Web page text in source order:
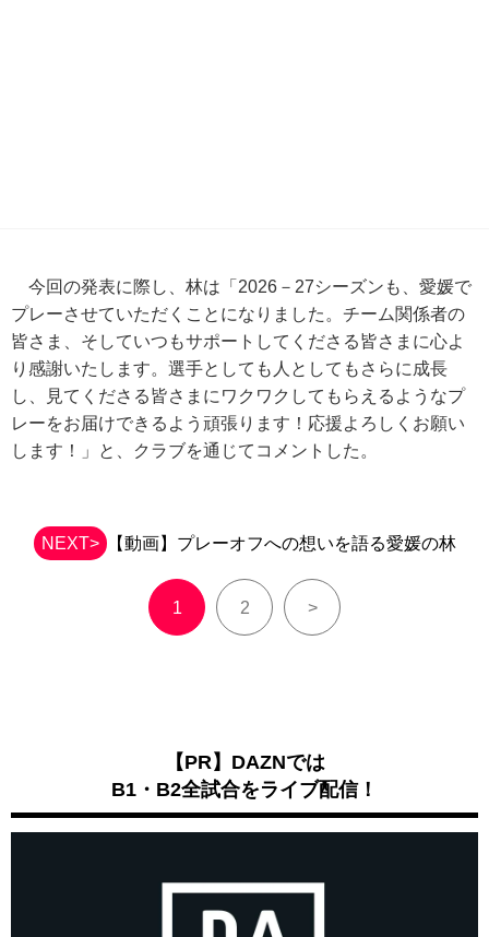
今回の発表に際し、林は「2026－27シーズンも、愛媛で
プレーさせていただくことになりました。チーム関係者の
皆さま、そしていつもサポートしてくださる皆さまに心よ
り感謝いたします。選手としても人としてもさらに成長
し、見てくださる皆さまにワクワクしてもらえるようなプ
レーをお届けできるよう頑張ります！応援よろしくお願い
します！」と、クラブを通じてコメントした。
NEXT> 【動画】プレーオフへの想いを語る愛媛の林
1 2 >
【PR】DAZNでは
B1・B2全試合をライブ配信！